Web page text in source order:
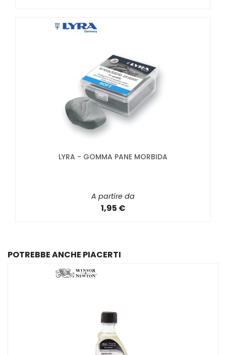
LYRA - GOMMA PANE MORBIDA
A partire da
1,95 €
POTREBBE ANCHE PIACERTI